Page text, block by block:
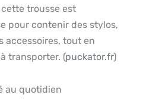
cette trousse est
pour contenir des stylos,
accessoires, tout en
transporter. (puckator.fr)
au quotidien